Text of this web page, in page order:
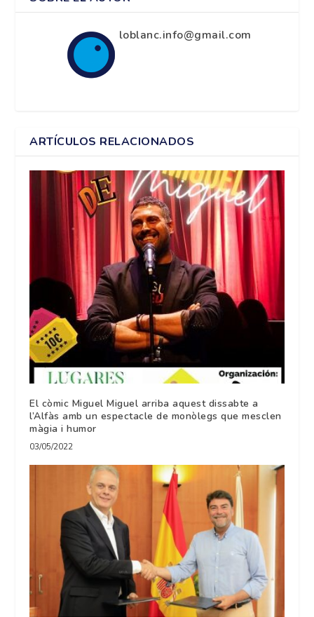
loblanc.info@gmail.com
ARTÍCULOS RELACIONADOS
El còmic Miguel Miguel arriba aquest dissabte a
l’Alfàs amb un espectacle de monòlegs que mesclen
màgia i humor
03/05/2022